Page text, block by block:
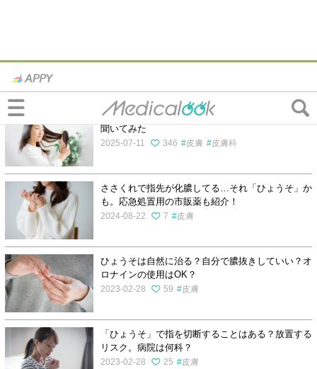
その他皮膚の症状の記事一覧
フケが止まらない原因は？お医者さんに「対策」を
聞いてみた
2025-07-11 346 皮膚 皮膚科
ささくれで指先が化膿してる…それ「ひょうそ」か
も。応急処置用の市販薬も紹介！
2024-08-22 7 皮膚
ひょうそは自然に治る？自分で膿抜きしていい？オ
ロナインの使用はOK？
2023-02-28 59 皮膚
「ひょうそ」で指を切断することはある？放置する
リスク。病院は何科？
2023-02-28 25 皮膚